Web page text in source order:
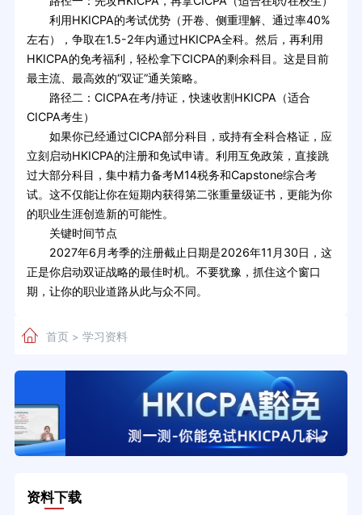
利用HKICPA的考试优势（开卷、侧重理解、通过率40%
左右），争取在1.5-2年内通过HKICPA全科。然后，再利用
HKICPA的免考福利，轻松拿下CICPA的剩余科目。这是目前
最主流、最高效的“双证”通关策略。
路径二：CICPA在考/持证，快速收割HKICPA（适合
CICPA考生）
如果你已经通过CICPA部分科目，或持有全科合格证，应
立刻启动HKICPA的注册和免试申请。利用互免政策，直接跳
过大部分科目，集中精力备考M14税务和Capstone综合考
试。这不仅能让你在短期内获得第二张重量级证书，更能为你
的职业生涯创造新的可能性。
关键时间节点
2027年6月考季的注册截止日期是2026年11月30日，这
正是你启动双证战略的最佳时机。不要犹豫，抓住这个窗口
期，让你的职业道路从此与众不同。
首页> 学习资料
资料下载